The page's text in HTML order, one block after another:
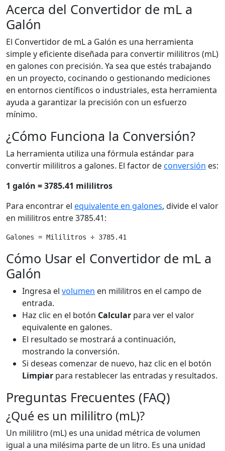
Acerca del Convertidor de mL a
Galón
El Convertidor de mL a Galón es una herramienta
simple y eficiente diseñada para convertir mililitros (mL)
en galones con precisión. Ya sea que estés trabajando
en un proyecto, cocinando o gestionando mediciones
en entornos científicos o industriales, esta herramienta
ayuda a garantizar la precisión con un esfuerzo
mínimo.
¿Cómo Funciona la Conversión?
La herramienta utiliza una fórmula estándar para
convertir mililitros a galones. El factor deconversión es:
1 galón = 3785.41 mililitros
Para encontrar el equivalente en galones, divide el valor
en mililitros entre 3785.41:
Cómo Usar el Convertidor de mL a
Galón
Ingresa el volumen en mililitros en el campo de
entrada.
Haz clic en el botón Calcular para ver el valor
equivalente en galones.
El resultado se mostrará a continuación,
mostrando la conversión.
Si deseas comenzar de nuevo, haz clic en el botón
Limpiar para restablecer las entradas y resultados.
Preguntas Frecuentes (FAQ)
¿Qué es un mililitro (mL)?
Un mililitro (mL) es una unidad métrica de volumen
igual a una milésima parte de un litro. Es una unidad